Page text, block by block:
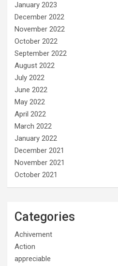
January 2023
December 2022
November 2022
October 2022
September 2022
August 2022
July 2022
June 2022
May 2022
April 2022
March 2022
January 2022
December 2021
November 2021
October 2021
Categories
Achivement
Action
appreciable